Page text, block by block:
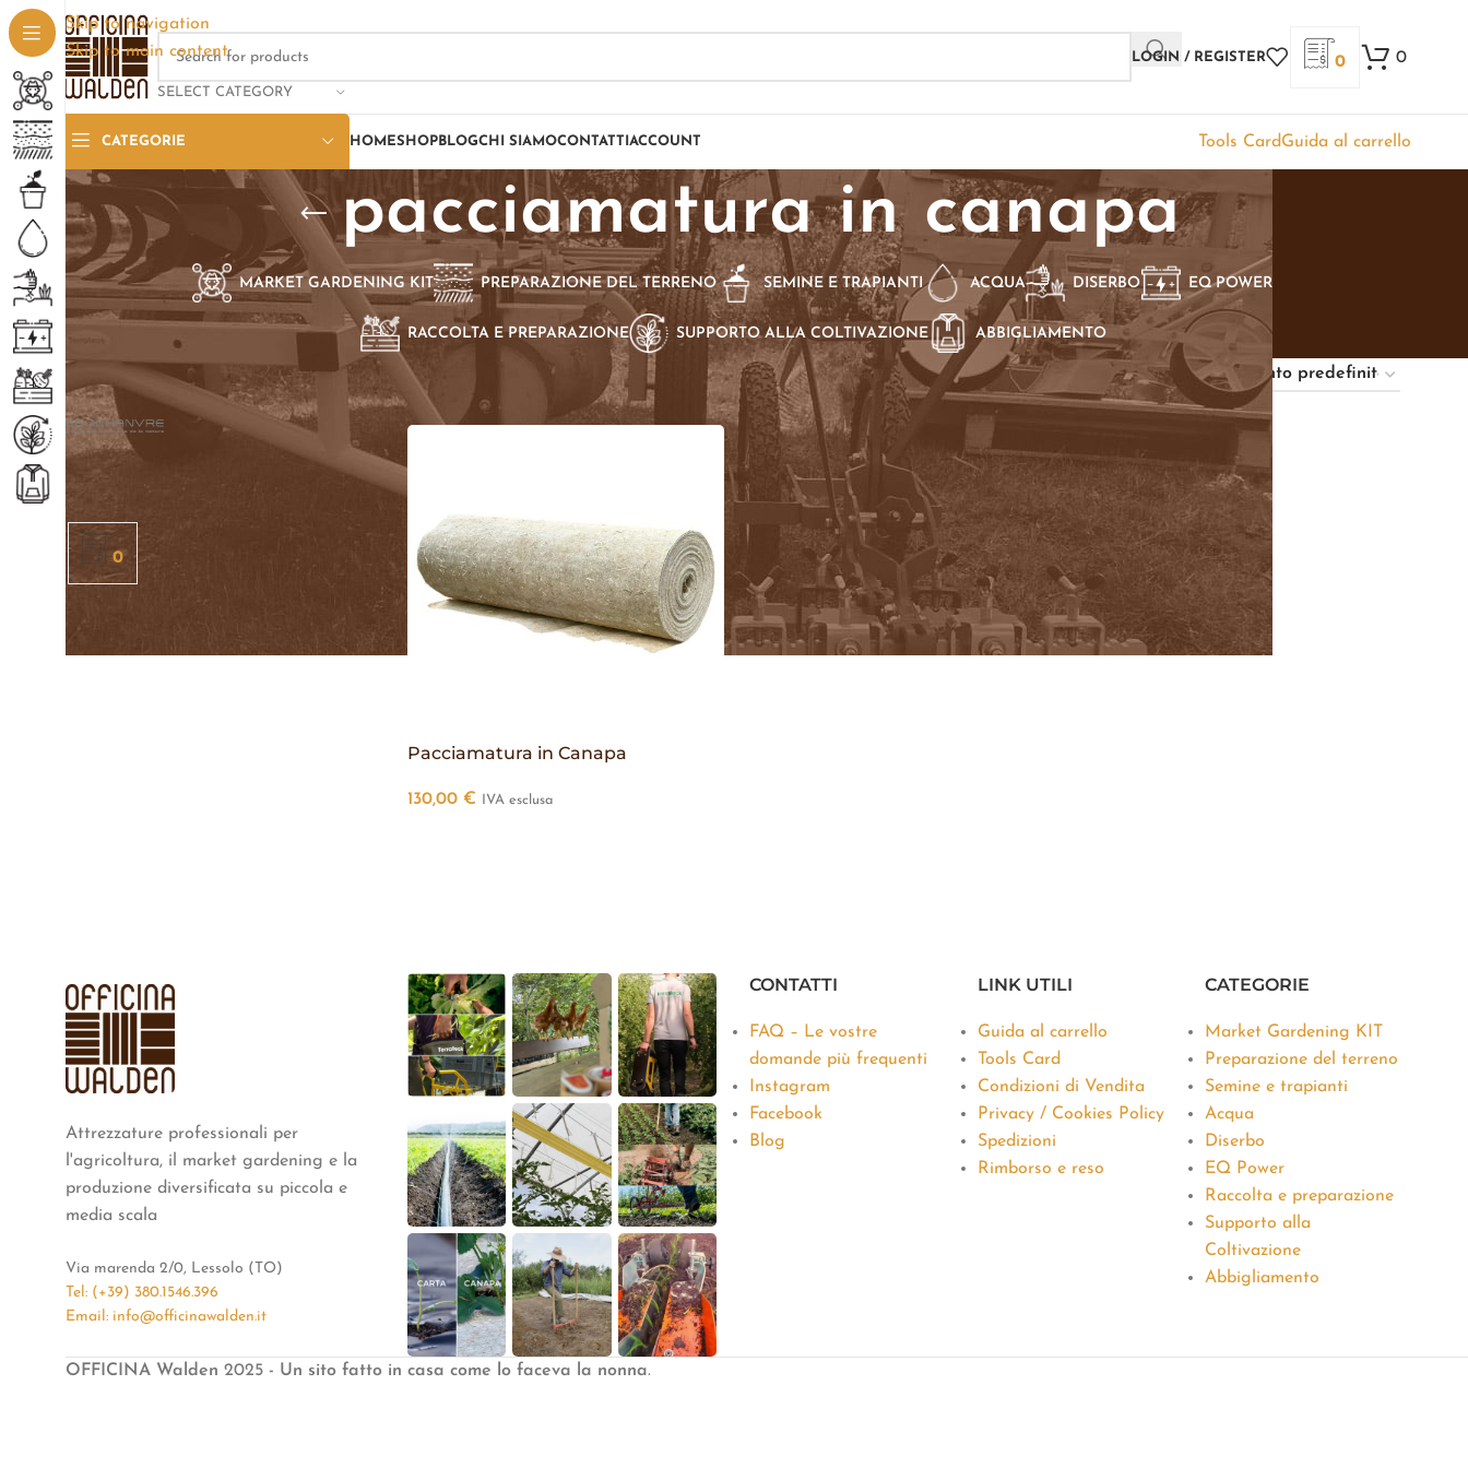
Skip to navigation
Skip to main content
SELECT CATEGORY
LOGIN / REGISTER 0 0
CATEGORIE HOMESHOP BLOGCHI SIAMOCONTATTI ACCOUNT Tools CardGuida al carrello
pacciamatura in canapa
MARKET GARDENING KIT PREPARAZIONE DEL TERRENO SEMINE E TRAPIANTI ACQUA DISERBO EQ POWER
RACCOLTA E PREPARAZIONE SUPPORTO ALLA COLTIVAZIONE ABBIGLIAMENTO
SELEZIONE PER BRAND
Geochanvre
0
Home Prodotti taggati “pacciamatura in canapa” Show 18 24
Pacciamatura in Canapa
130,00 € IVA esclusa
Attrezzature professionali per
l'agricoltura, il market gardening e la
produzione diversificata su piccola e
media scala
Via marenda 2/0, Lessolo (TO)
Tel: (+39) 380.1546.396
Email: info@officinawalden.it
CONTATTI
FAQ – Le vostre
domande più frequenti
Instagram
Facebook
Blog
LINK UTILI
Guida al carrello
Tools Card
Condizioni di Vendita
Privacy / Cookies Policy
Spedizioni
Rimborso e reso
CATEGORIE
Market Gardening KIT
Preparazione del terreno
Semine e trapianti
Acqua
Diserbo
EQ Power
Raccolta e preparazione
Supporto alla
Coltivazione
Abbigliamento
OFFICINA Walden 2025 - Un sito fatto in casa come lo faceva la nonna.